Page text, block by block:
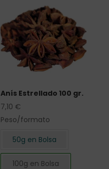
Anís Estrellado 100 gr.
7,10 €
Peso/formato
50g en Bolsa
100g en Bolsa